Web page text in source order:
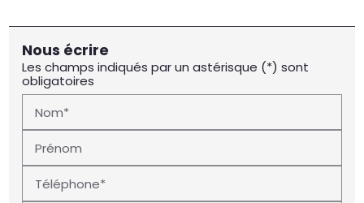
Nous écrire
Les champs indiqués par un astérisque (*) sont
obligatoires
Nom*
Prénom
Téléphone*